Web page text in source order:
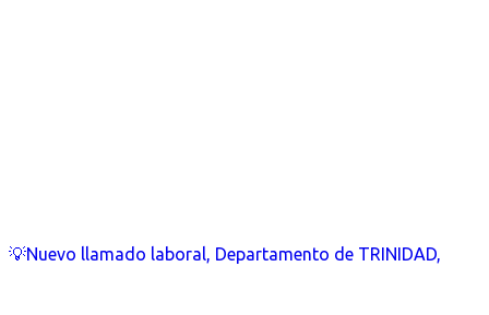
💡Nuevo llamado laboral, Departamento de TRINIDAD,